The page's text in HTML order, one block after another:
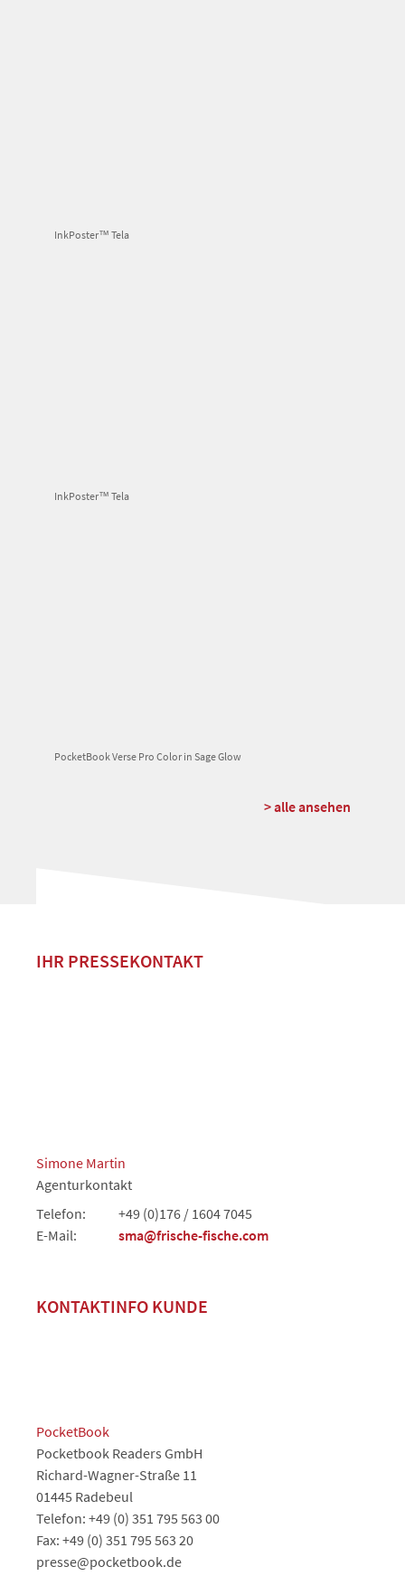
InkPoster™ Tela
InkPoster™ Tela
PocketBook Verse Pro Color in Sage Glow
> alle ansehen
IHR PRESSEKONTAKT
Simone Martin
Agenturkontakt
Telefon:
+49 (0)176 / 1604 7045
E-Mail:
sma@frische-fische.com
KONTAKTINFO KUNDE
PocketBook
Pocketbook Readers GmbH
Richard-Wagner-Straße 11
01445 Radebeul
Telefon: +49 (0) 351 795 563 00
Fax: +49 (0) 351 795 563 20
presse@pocketbook.de